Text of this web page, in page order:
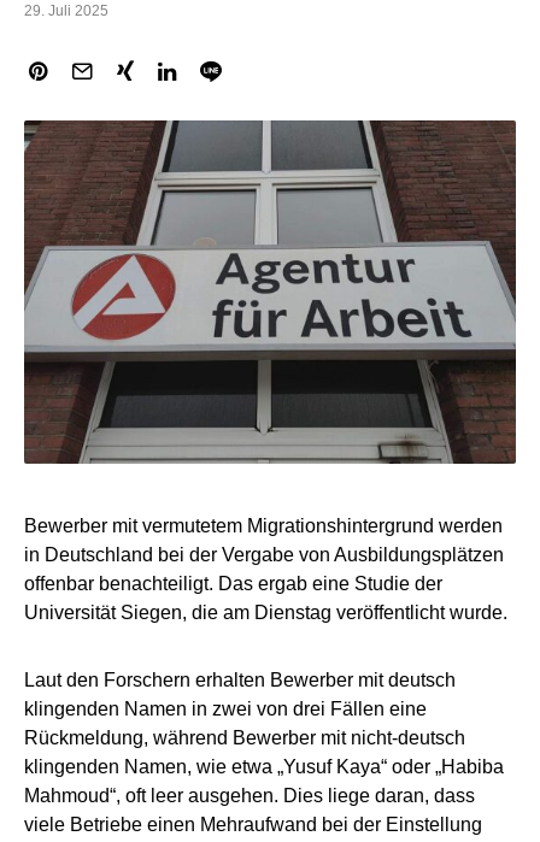
29. Juli 2025
Bewerber mit vermutetem Migrationshintergrund werden
in Deutschland bei der Vergabe von Ausbildungsplätzen
offenbar benachteiligt. Das ergab eine Studie der
Universität Siegen, die am Dienstag veröffentlicht wurde.
Laut den Forschern erhalten Bewerber mit deutsch
klingenden Namen in zwei von drei Fällen eine
Rückmeldung, während Bewerber mit nicht-deutsch
klingenden Namen, wie etwa „Yusuf Kaya“ oder „Habiba
Mahmoud“, oft leer ausgehen. Dies liege daran, dass
viele Betriebe einen Mehraufwand bei der Einstellung